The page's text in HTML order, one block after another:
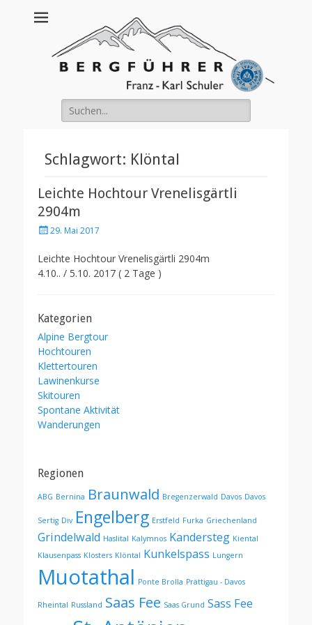
Franz Schuler
Suche
nach:
Schlagwort: Klöntal
Leichte Hochtour Vrenelisgärtli
2904m
Posted29. Mai 2017
Leichte Hochtour Vrenelisgärtli 2904m
4.10.. / 5.10. 2017 ( 2 Tage )
Kategorien
Alpine Bergtour
Hochtouren
Klettertouren
Lawinenkurse
Skitouren
Spontane Aktivität
Wanderungen
Regionen
ABG Bernina Braunwald Bregenzerwald Davos Davos
Sertig Div Engelberg Erstfeld Furka Griechenland
Grindelwald Haslital Kalymnos Kandersteg Kiental
Klausenpass Klosters Klöntal Kunkelspass Lungern
Muotathal Ponte Brolla Prättigau - Davos
Rheintal Russland Saas Fee Saas Grund Sass Fee